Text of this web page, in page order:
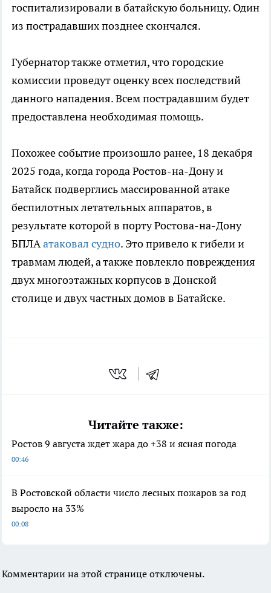
госпитализировали в батайскую больницу. Один
из пострадавших позднее скончался.
Губернатор также отметил, что городские
комиссии проведут оценку всех последствий
данного нападения. Всем пострадавшим будет
предоставлена необходимая помощь.
Похожее событие произошло ранее, 18 декабря
2025 года, когда города Ростов-на-Дону и
Батайск подверглись массированной атаке
беспилотных летательных аппаратов, в
результате которой в порту Ростова-на-Дону
БПЛАатаковал судно. Это привело к гибели и
травмам людей, а также повлекло повреждения
двух многоэтажных корпусов в Донской
столице и двух частных домов в Батайске.
Читайте также:
Ростов 9 августа ждет жара до +38 и ясная погода
00:46
В Ростовской области число лесных пожаров за год
выросло на 33%
00:08
Комментарии на этой странице отключены.